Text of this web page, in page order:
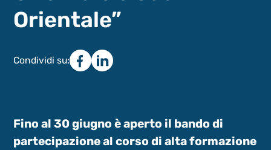
Orientale”
Condividi su:
Fino al 30 giugno è aperto il bando di
partecipazione al corso di alta formazione